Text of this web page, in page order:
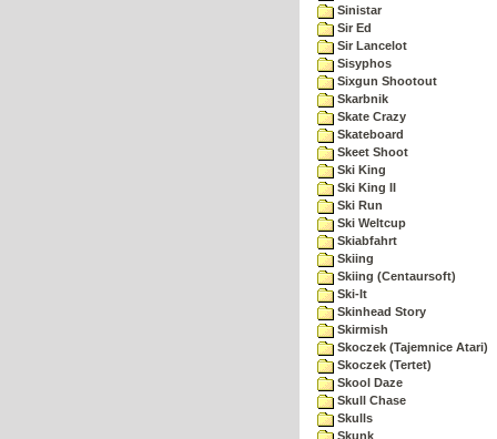
Sinistar
Sir Ed
Sir Lancelot
Sisyphos
Sixgun Shootout
Skarbnik
Skate Crazy
Skateboard
Skeet Shoot
Ski King
Ski King II
Ski Run
Ski Weltcup
Skiabfahrt
Skiing
Skiing (Centaursoft)
Ski-It
Skinhead Story
Skirmish
Skoczek (Tajemnice Atari)
Skoczek (Tertet)
Skool Daze
Skull Chase
Skulls
Skunk